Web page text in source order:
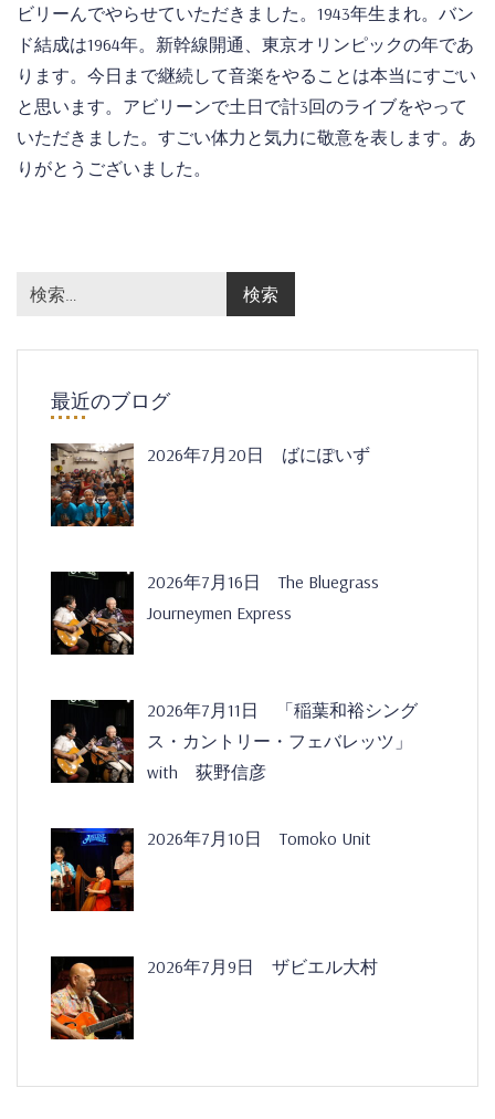
ビリーんでやらせていただきました。1943年生まれ。バン
ド結成は1964年。新幹線開通、東京オリンピックの年であ
ります。今日まで継続して音楽をやることは本当にすごい
と思います。アビリーンで土日で計3回のライブをやって
いただきました。すごい体力と気力に敬意を表します。あ
りがとうございました。
最近のブログ
2026年7月20日 ばにぽいず
2026年7月16日 The Bluegrass
Journeymen Express
2026年7月11日 「稲葉和裕シング
ス・カントリー・フェバレッツ」
with 荻野信彦
2026年7月10日 Tomoko Unit
2026年7月9日 ザビエル大村